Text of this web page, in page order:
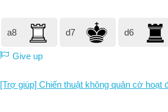
a8 d7 d6
Give up
[Trợ giúp] Chiến thuật không quân cờ hoạt